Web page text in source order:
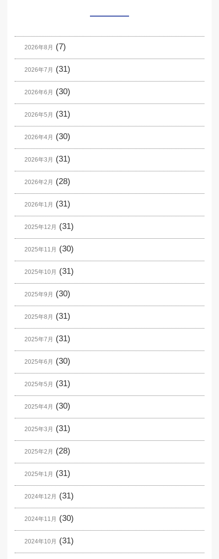
2026年8月 (7)
2026年7月 (31)
2026年6月 (30)
2026年5月 (31)
2026年4月 (30)
2026年3月 (31)
2026年2月 (28)
2026年1月 (31)
2025年12月 (31)
2025年11月 (30)
2025年10月 (31)
2025年9月 (30)
2025年8月 (31)
2025年7月 (31)
2025年6月 (30)
2025年5月 (31)
2025年4月 (30)
2025年3月 (31)
2025年2月 (28)
2025年1月 (31)
2024年12月 (31)
2024年11月 (30)
2024年10月 (31)